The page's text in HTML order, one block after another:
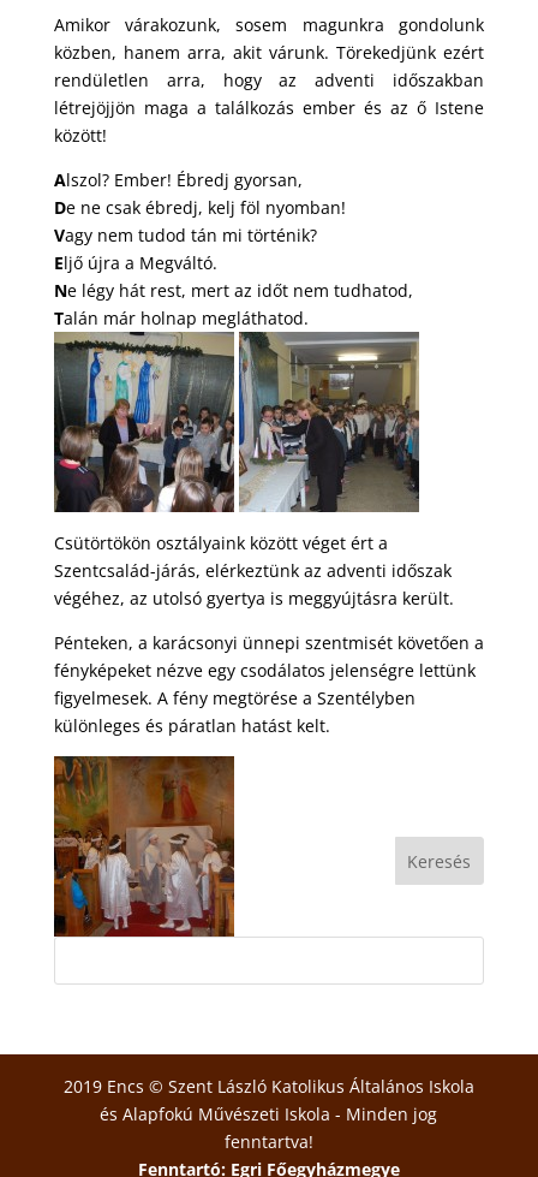
Amikor várakozunk, sosem magunkra gondolunk
közben, hanem arra, akit várunk.Törekedjünk ezért
rendületlen arra, hogy az adventi időszakban
létrejöjjön maga a találkozás ember és az ő Istene
között!
Alszol? Ember! Ébredj gyorsan,
De ne csak ébredj, kelj föl nyomban!
Vagy nem tudod tán mi történik?
Eljő újra a Megváltó.
Ne légy hát rest, mert az időt nem tudhatod,
Talán már holnap megláthatod.
Csütörtökön osztályaink között véget ért a
Szentcsalád-járás, elérkeztünk az adventi időszak
végéhez, az utolsó gyertya is meggyújtásra került.
Pénteken, a karácsonyi ünnepi szentmisét követően a
fényképeket nézve egy csodálatos jelenségre lettünk
figyelmesek. A fény megtörése a Szentélyben
különleges és páratlan hatást kelt.
2019 Encs © Szent László Katolikus Általános Iskola
és Alapfokú Művészeti Iskola - Minden jog
fenntartva!
Fenntartó: Egri Főegyházmegye